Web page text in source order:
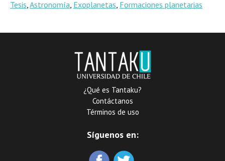
Tesis,Astronomía, Exoplanetas, Formaciones planetarias
¿Qué es Tantaku?
Contáctanos
Términos de uso
Síguenos en: